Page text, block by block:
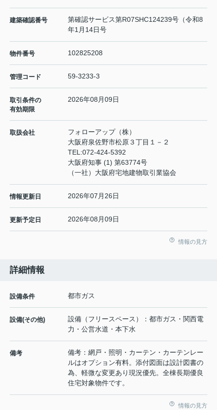
建築確認番号
第確認サービス第R07SHC124239号（令和8
年1月14日号
物件番号 102825208
管理コード 59-3233-3
取引条件の
有効期限
2026年08月09日
取扱会社
フォローアップ（株）
大阪府泉佐野市松原３丁目１－２
TEL:072-424-5392
大阪府知事 (1) 第63774号
（一社）大阪府宅地建物取引業協会
情報更新日 2026年07月26日
更新予定日 2026年08月09日
情報の見方
詳細情報
設備条件 都市ガス
設備(その他)
設備（フリースペース）：都市ガス・関西電
力・公営水道・本下水
備考
備考：網戸・照明・カーテン・カーテンレー
ルはオプション有料。添付図面は設計図書の
為、軽微な変更あり現況優先。全棟長期優良
住宅対象物件です。
情報の見方